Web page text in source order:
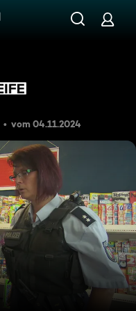
vom 04.11.2024